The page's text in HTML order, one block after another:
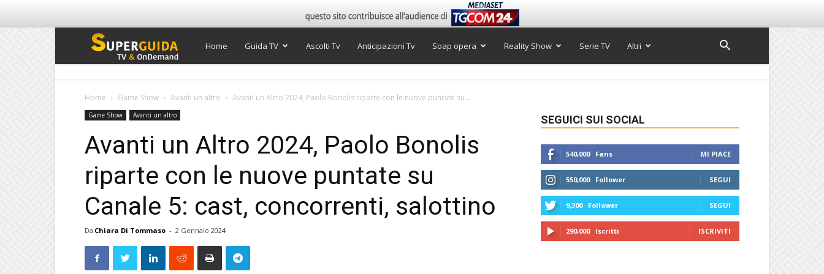
Super
Home Guida TV Ascolti Tv Anticipazioni Tv Soap opera Reality Show Serie TV Altri
Home Game Show Avanti un altro Avanti un Altro 2024, Paolo Bonolis riparte con le nuove puntate su...
Game Show Avanti un altro
Avanti un Altro 2024, Paolo Bonolis
riparte con le nuove puntate su
Canale 5: cast, concorrenti, salottino
Da Chiara Di Tommaso - 2 Gennaio 2024
SEGUICI SUI SOCIAL
540,000 Fans MI PIACE
550,000 Follower SEGUI
9,300 Follower SEGUI
290,000 Iscritti ISCRIVITI